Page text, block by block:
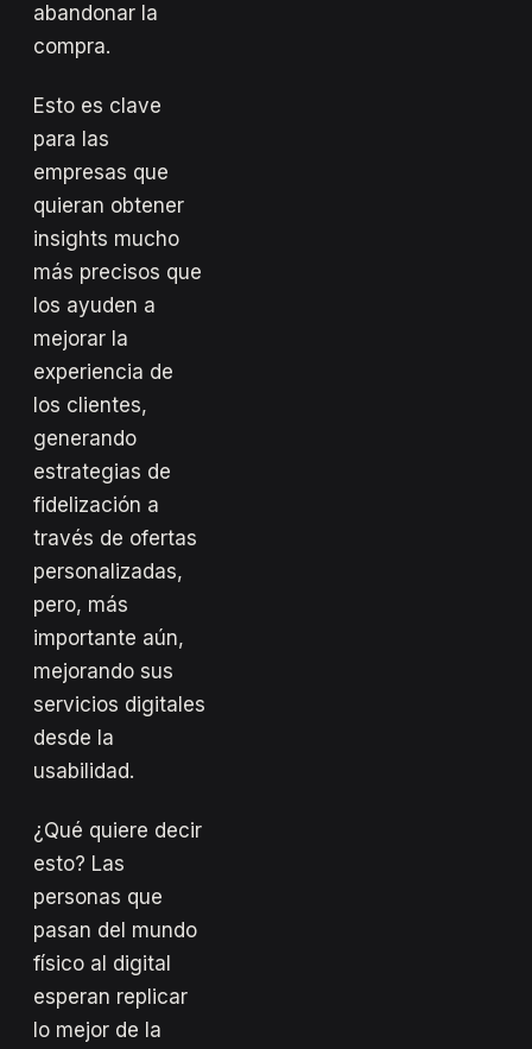
abandonar la
compra.
Esto es clave
para las
empresas que
quieran obtener
insights mucho
más precisos que
los ayuden a
mejorar la
experiencia de
los clientes,
generando
estrategias de
fidelización a
través de ofertas
personalizadas,
pero, más
importante aún,
mejorando sus
servicios digitales
desde la
usabilidad.
¿Qué quiere decir
esto? Las
personas que
pasan del mundo
físico al digital
esperan replicar
lo mejor de la